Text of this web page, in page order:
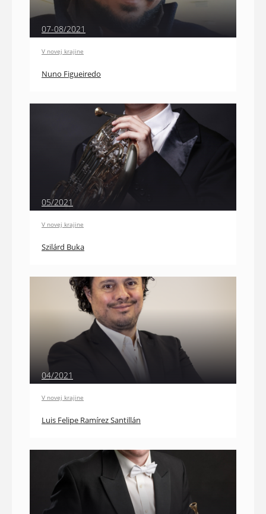
07-08/2021
V novej krajine
Nuno Figueiredo
05/2021
V novej krajine
Szilárd Buka
04/2021
V novej krajine
Luis Felipe Ramírez Santillán